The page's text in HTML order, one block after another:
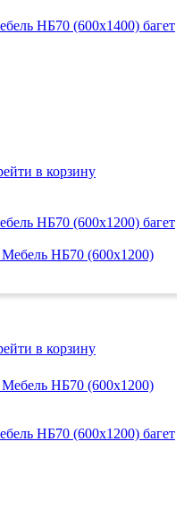
НБ70 (600x1400) багет
в корзину
НБ70 (600x1200) багет
в корзину
НБ70 (600x1200) багет